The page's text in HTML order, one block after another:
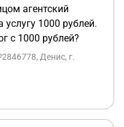
агентский
1000 рублей.
с 1000 рублей?
Денис, г.